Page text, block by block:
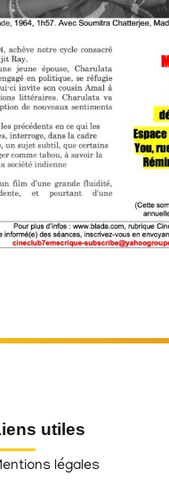
utiles
légales